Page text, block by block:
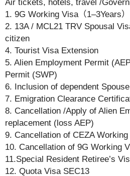
Air tickets, hotels, travel /
1. 9G Working Visa（1–3Years）
2. 13A / MCL21 TRV Spousal
citizen
4. Tourist Visa Extension
5. Alien Employment Permit
Permit (SWP)
6. Inclusion of dependent
7. Emigration Clearance
8. Cancellation /Apply of Alien
replacement (loss AEP)
9. Cancellation of CEZA
10. Cancellation of 9G Working
11.Special Resident Retiree’s
12. Quota Visa SEC13